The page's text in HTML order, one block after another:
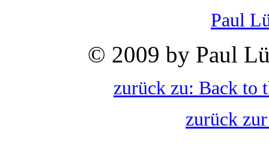
Paul
© 2009 by Paul
zurück zu: Back to
zurück